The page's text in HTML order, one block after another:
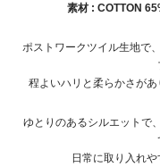
素材 : COTTON
ポストワークツイル生地で
程よいハリと柔らかさがあ
ゆとりのあるシルエットで
日常に取り入れ